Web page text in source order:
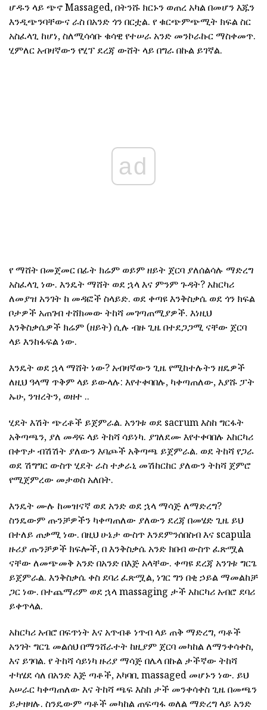
ሆዱን ላይ ጭኖ Massaged, በትንሹ ክርኑን ወጠረ አካል በመሆን እጁን
እንዲጭንባቸውና ራስ በአንድ ጎን በርቷል. የ ቁርጭምጭሚት ክፍል ስር
አስፈላጊ ከሆነ, ስለሚሳሳቡ ቁሳዊ የተሠራ አንድ መንኮራኩር ማስቀመጥ.
ሂምለር አብዛኛውን የሂፕ ደረጃ ውሸት ላይ በግራ በኩል ይገኛል.
ad
የ ማሸት በመጀመር በፊት ክሬም ወይም ዘይት ጀርባ ያለሰልሳሉ ማድረግ
አስፈላጊ ነው. እንዴት ማሸት ወደ ኋላ እና ምንም ጉዳት? አከርካሪ
ለመያዝ አንገት ከ መዳፎች ስላይድ. ወደ ቀጣዩ እንቅስቃሴ ወደ ጎን ክፍል
ቦታዎች አጠገብ ተሸክመው ትከሻ መገጣጠሚያዎች. እነዚህ
እንቅስቃሴዎች ክሬም (ዘይት) ሲሉ ብዙ ጊዜ በተደጋጋሚ ናቸው ጀርባ
ላይ እንከፋፍል ነው.
እንዴት ወደ ኋላ ማሸት ነው? አብዛኛውን ጊዜ የሚከተሉትን ዘዴዎች
ለዚህ ዓላማ ጥቅም ላይ ይውላሉ: እየተቀባበሉ, ካቀጣጠለው, እያሹ ፓት
ኡሁ, ንዝረትን, ወዘተ ..
ሂደት እሽት ጭረቶች ይጀምራል. አንገቱ ወደ sacrum እስከ ግርፋት
አቅጣጫን, ያለ መዳፍ ላይ ትከሻ ሳይነካ. ያገለደሙ እየተቀባበሉ አከርካሪ
በቀጥታ ብሽሽት ያለውን እባጮች አቅጣጫ ይጀምራል. ወደ ትከሻ የጋራ
ወደ ሽግግር ውስጥ ሂደት ራስ ተቃራኒ መሽከርከር ያለውን ትከሻ ጀምሮ
የሚጀምረው መታወስ አለበት.
እንዴት ሙሉ ከመዝናኛ ወደ አንድ ወደ ኋላ ማሳጅ ለማድረግ?
ስንዴውም ጡንቻዎችን ካቀጣጠለው ያለውን ደረጃ በመሄድ ጊዜ ይህ
በተለይ ጠቃሚ ነው. በዚህ ሁኔታ ውስጥ እንደምንሰበስብ እና scapula
ዙሪያ ጡንቻዎች ክፍሎች, በ እንቅስቃሴ አንድ ክበብ ውስጥ ፈጽሟል
ናቸው ለመጭመቅ አንድ በአንድ በእጅ አላቸው. ቀጣዩ ደረጃ አንገቱ ግርጌ
ይጀምራል. እንቅስቃሴ ቀስ ደባሪ ፈጽሟል, ነገር ግን በቂ ኃይል ማመልከቻ
ጋር ነው. በተጨማሪም ወደ ኋላ massaging ታች አከርካሪ አብሮ ደባሪ
ይቀጥላል.
አከርካሪ አብሮ በፍጥነት እና አጥብቆ ነጥብ ላይ ጠቅ ማድረግ, ጣቶች
አንገት ግርጌ መልሰህ በማንሸራተት ከዚያም ጀርባ መካከል ለማንቀሳቀስ,
እና ይገባል. የ ትከሻ ሳይነካ ዙሪያ ማሳጅ በሌላ በኩል ታችኛው ትከሻ
ተካሄደ ሳለ በአንድ እጅ ጣቶች, አካባቢ massaged መሆኑን ነው. ይህ
አሠራር ካቀጣጠለው እና ትከሻ ጫፍ እስከ ታች መንቀሳቀስ ጊዜ በመጫን
ይታዘዛሉ. ስንዴውም ጣቶች መካከል ጠፍጣፋ ወለል ማድረግ ላይ አንድ